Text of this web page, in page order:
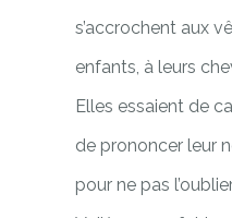
s’accrochent aux
enfants, à leurs
Elles essaient de
de prononcer leur
pour ne pas